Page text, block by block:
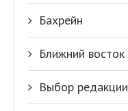
Бахрейн
Ближний восток
Выбор редакции